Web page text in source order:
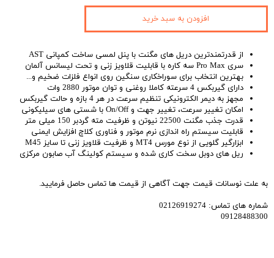
از قدرتمندترین دریل های مگنت با پنل لمسی ساخت کمپانی AST
سری Pro Max سه کاره با قابلیت قلاویز زنی و تحت لیسانس آلمان
بهترین انتخاب برای سوراخکاری سنگین روی انواع فلزات ضخیم و...
دارای گیربکس 4 سرعته کاملا روغنی و توان موتور 2880 وات
مجهز به دیمر الکترونیکی تنظیم سرعت در هر 4 بازه و حالت گیربکس
امکان تغییر سرعت، تغییر جهت و On/Off با شستی های سیلیکونی
قدرت جذب مگنت 22500 نیوتن و ظرفیت مته گردبر 150 میلی متر
قابلیت سیستم راه اندازی نرم موتور و فناوری کلاچ افزایش ایمنی
ابزارگیر گلویی از نوع مورس MT4 و ظرفیت قلاویز زنی تا سایز M45
ریل های دوبل سخت کاری شده و سیستم کولینگ آب صابون مرکزی
به علت نوسانات قیمت جهت آگاهی از قیمت ها تماس حاصل فرمایید.
شماره های تماس: 02126919274
09128488300
افزودن به سبد خرید